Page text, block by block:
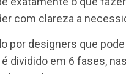
das empresas
com a